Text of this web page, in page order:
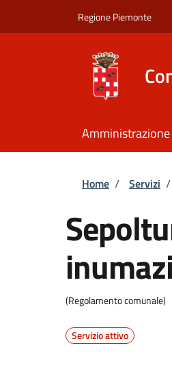
Regione Piemonte
Amministrazione
Home / Servizi /
(Regolamento comunale)
Servizio attivo